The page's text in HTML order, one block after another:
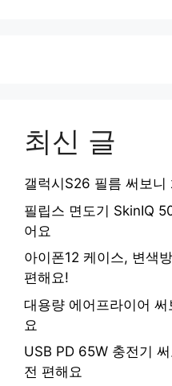
최신 글
갤럭시S26 필름 써보니
필립스 면도기 SkinIQ
어요
아이폰12 케이스, 변색
편해요!
대용량 에어프라이어
요
USB PD 65W 충전기
전 편해요